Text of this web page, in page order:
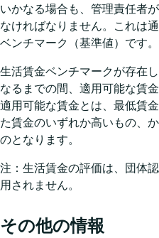
いかなる場合も、管理責任者
なければなりません。これは
ベンチマーク（基準値）です。
生活賃金ベンチマークが存在
なるまでの間、適用可能な賃
適用可能な賃金とは、最低賃
た賃金のいずれか高いもの、
のとなります。
注：生活賃金の評価は、団体
用されません。
その他の情報